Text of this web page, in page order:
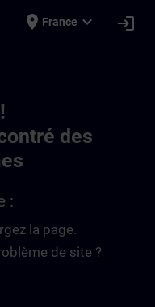
place France expand_more login
des
:
la page.
de site ?